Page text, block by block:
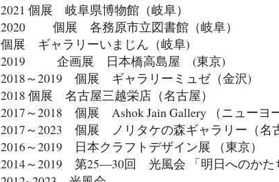
2021 個展 岐阜県博物館（岐阜）
2020 個展 各務原市立図書館（岐阜）
個展 ギャラリーいまじん（岐阜)
2019 企画展 日本橋高島屋 (東京)
2018～2019 個展 ギャラリーミュゼ（金沢)
2018 個展 名古屋三越栄店（名古屋）
2017～2018 個展 Ashok Jain Gallery （ニューヨ
2017～2023 個展 ノリタケの森ギャラリー（名
2016～2019 日本クラフトデザイン展 （東京）
2014～2019 第25―30回 光風会 「明日へのかた